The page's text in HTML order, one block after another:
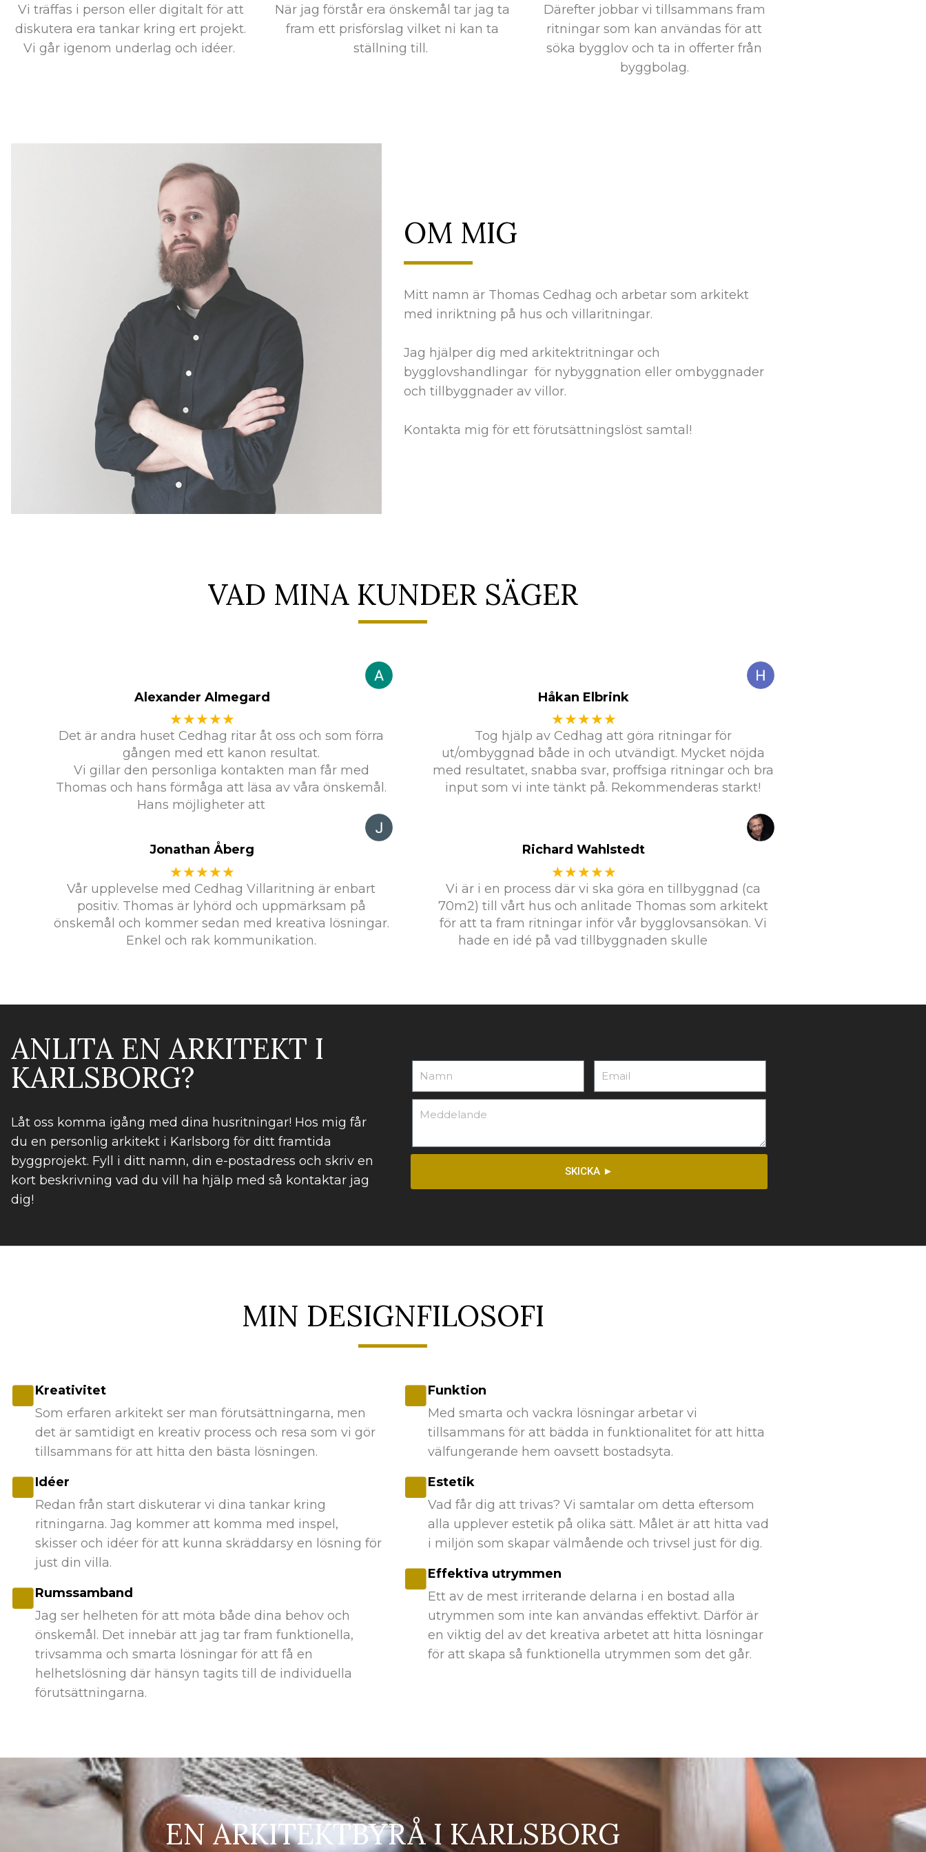
Vi träffas i person eller digitalt för att
diskutera era tankar kring ert projekt.
Vi går igenom underlag och idéer.
När jag förstår era önskemål tar jag ta
fram ett prisförslag vilket ni kan ta
ställning till.
Därefter jobbar vi tillsammans fram
ritningar som kan användas för att
söka bygglov och ta in offerter från
byggbolag.
OM MIG
Mitt namn är Thomas Cedhag och arbetar som arkitekt
med inriktning på hus och villaritningar.
Jag hjälper dig med arkitektritningar och
bygglovshandlingar för nybyggnation eller ombyggnader
och tillbyggnader av villor.
Kontakta mig för ett förutsättningslöst samtal!
VAD MINA KUNDER SÄGER
Alexander Almegard
★★★★★
Det är andra huset Cedhag ritar åt oss och som förra
gången med ett kanon resultat.
Vi gillar den personliga kontakten man får med
Thomas och hans förmåga att läsa av våra önskemål.
Hans möjligheter att
Håkan Elbrink
★★★★★
Tog hjälp av Cedhag att göra ritningar för
ut/ombyggnad både in och utvändigt. Mycket nöjda
med resultatet, snabba svar, proffsiga ritningar och bra
input som vi inte tänkt på. Rekommenderas starkt!
Jonathan Åberg
★★★★★
Vår upplevelse med Cedhag Villaritning är enbart
positiv. Thomas är lyhörd och uppmärksam på
önskemål och kommer sedan med kreativa lösningar.
Enkel och rak kommunikation.
Richard Wahlstedt
★★★★★
Vi är i en process där vi ska göra en tillbyggnad (ca
70m2) till vårt hus och anlitade Thomas som arkitekt
för att ta fram ritningar inför vår bygglovsansökan. Vi
hade en idé på vad tillbyggnaden skulle
ANLITA EN ARKITEKT I
KARLSBORG?
Låt oss komma igång med dina husritningar! Hos mig får
du en personlig arkitekt i Karlsborg för ditt framtida
byggprojekt. Fyll i ditt namn, din e-postadress och skriv en
kort beskrivning vad du vill ha hjälp med så kontaktar jag
dig!
SKICKA ►
MIN DESIGNFILOSOFI
Kreativitet
Som erfaren arkitekt ser man förutsättningarna, men
det är samtidigt en kreativ process och resa som vi gör
tillsammans för att hitta den bästa lösningen.
Idéer
Redan från start diskuterar vi dina tankar kring
ritningarna. Jag kommer att komma med inspel,
skisser och idéer för att kunna skräddarsy en lösning för
just din villa.
Rumssamband
Jag ser helheten för att möta både dina behov och
önskemål. Det innebär att jag tar fram funktionella,
trivsamma och smarta lösningar för att få en
helhetslösning där hänsyn tagits till de individuella
förutsättningarna.
Funktion
Med smarta och vackra lösningar arbetar vi
tillsammans för att bädda in funktionalitet för att hitta
välfungerande hem oavsett bostadsyta.
Estetik
Vad får dig att trivas? Vi samtalar om detta eftersom
alla upplever estetik på olika sätt. Målet är att hitta vad
i miljön som skapar välmående och trivsel just för dig.
Effektiva utrymmen
Ett av de mest irriterande delarna i en bostad alla
utrymmen som inte kan användas effektivt. Därför är
en viktig del av det kreativa arbetet att hitta lösningar
för att skapa så funktionella utrymmen som det går.
EN ARKITEKTBYRÅ I KARLSBORG